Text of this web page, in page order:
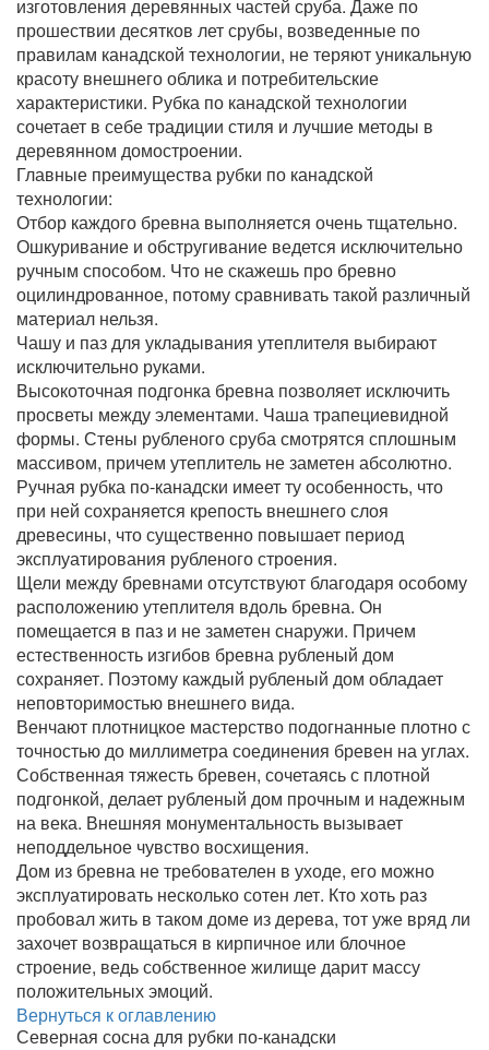
изготовления деревянных частей сруба. Даже по
прошествии десятков лет срубы, возведенные по
правилам канадской технологии, не теряют уникальную
красоту внешнего облика и потребительские
характеристики. Рубка по канадской технологии
сочетает в себе традиции стиля и лучшие методы в
деревянном домостроении.
Главные преимущества рубки по канадской
технологии:
Отбор каждого бревна выполняется очень тщательно.
Ошкуривание и обстругивание ведется исключительно
ручным способом. Что не скажешь про бревно
оцилиндрованное, потому сравнивать такой различный
материал нельзя.
Чашу и паз для укладывания утеплителя выбирают
исключительно руками.
Высокоточная подгонка бревна позволяет исключить
просветы между элементами. Чаша трапециевидной
формы. Стены рубленого сруба смотрятся сплошным
массивом, причем утеплитель не заметен абсолютно.
Ручная рубка по-канадски имеет ту особенность, что
при ней сохраняется крепость внешнего слоя
древесины, что существенно повышает период
эксплуатирования рубленого строения.
Щели между бревнами отсутствуют благодаря особому
расположению утеплителя вдоль бревна. Он
помещается в паз и не заметен снаружи. Причем
естественность изгибов бревна рубленый дом
сохраняет. Поэтому каждый рубленый дом обладает
неповторимостью внешнего вида.
Венчают плотницкое мастерство подогнанные плотно с
точностью до миллиметра соединения бревен на углах.
Собственная тяжесть бревен, сочетаясь с плотной
подгонкой, делает рубленый дом прочным и надежным
на века. Внешняя монументальность вызывает
неподдельное чувство восхищения.
Дом из бревна не требователен в уходе, его можно
эксплуатировать несколько сотен лет. Кто хоть раз
пробовал жить в таком доме из дерева, тот уже вряд ли
захочет возвращаться в кирпичное или блочное
строение, ведь собственное жилище дарит массу
положительных эмоций.
Вернуться к оглавлению
Северная сосна для рубки по-канадски